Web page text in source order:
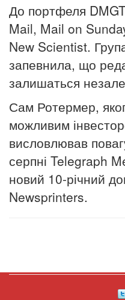
До портфеля
Mail, Mail on
New Scientist.
запевнила, що
залишаться
Сам Ротермер,
можливим
висловлював
серпні Telegraph
новий 10-річний
Newsprinters.